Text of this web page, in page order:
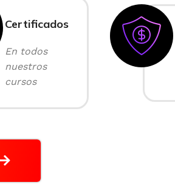
Certificados
En todos
nuestros
cursos